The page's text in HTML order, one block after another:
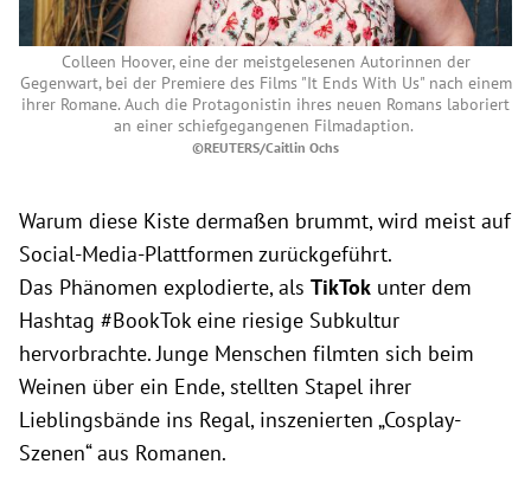
Colleen Hoover, eine der meistgelesenen Autorinnen der
Gegenwart, bei der Premiere des Films "It Ends With Us" nach einem
ihrer Romane. Auch die Protagonistin ihres neuen Romans laboriert
an einer schiefgegangenen Filmadaption.
©REUTERS/Caitlin Ochs
Warum diese Kiste dermaßen brummt, wird meist auf
Social-Media-Plattformen zurückgeführt.
Das Phänomen explodierte, als TikTok unter dem
Hashtag #BookTok eine riesige Subkultur
hervorbrachte. Junge Menschen filmten sich beim
Weinen über ein Ende, stellten Stapel ihrer
Lieblingsbände ins Regal, inszenierten „Cosplay-
Szenen“ aus Romanen.